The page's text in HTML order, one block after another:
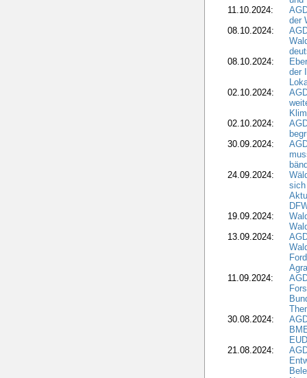
11.10.2024:
der
08.10.2024:
08.10.2024:
der
02.10.2024:
02.10.2024:
30.09.2024:
24.09.2024:
sich
19.09.2024:
13.09.2024:
11.09.2024:
30.08.2024:
21.08.2024: